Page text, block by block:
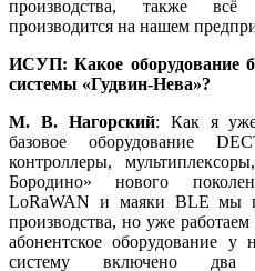
производства, также всё
производится на нашем
ИСУП: Какое оборудование
системы «Гудвин-Нева»?
М. В. Нагорский: Как я уже
базовое оборудование
контроллеры,
Бородино» нового
LoRaWAN и маяки BLE мы
производства, но уже
абонентское оборудование
систему включено два